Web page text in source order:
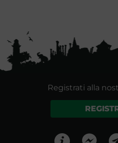
Registrati alla